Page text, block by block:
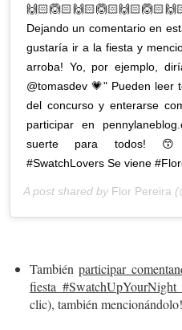
Dejando un comentario en
gustaría ir a la fiesta y
arroba! Yo, por ejemplo,
@tomasdev 💗" Pueden leer
del concurso y enterarse
participar en
suerte para todos!
#SwatchLovers Se viene
A post shared by Flor Pereira
Tambiénparticipar
fiesta #SwatchUpYourNight
clic), también mencionándolo!